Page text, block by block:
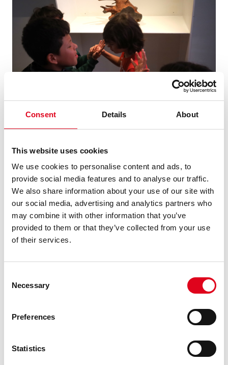
Consent Details About
This website uses cookies
We use cookies to personalise content and ads, to
provide social media features and to analyse our traffic.
We also share information about your use of our site with
our social media, advertising and analytics partners who
may combine it with other information that you’ve
provided to them or that they’ve collected from your use
of their services.
Selection
Necessary
Preferences
Statistics
VISITA L’EXPOSICIÓ «SUMARI ASTRAL» A
Variacions Astrals és una visita autònoma a l’exposició
de Sumari astral dissenyada per infants de 4rt de primària
de l’Escola Parc del Guinardó. En ella hi trobareu exercicis
poètics per desplaçar la mirada i el cos, així com un ......
LLEGEIX